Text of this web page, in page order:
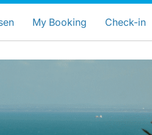
Sprache
My Booking Check-in